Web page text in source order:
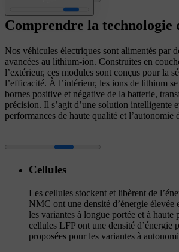
Comprendre la technologie
Nos véhicules électriques sont alimentés par
avancées au lithium-ion. Construites en
l’extérieur, ces modules sont conçus pour la
l’efficacité. À l’intérieur, les ions de lithium
bornes positive et négative de la batterie,
précision. Il s’agit d’une solution intelligente
performances de haute qualité et l’autonomie
Cellules
Les cellules stockent et libèrent de
NMC ont une densité d’énergie élevée
les variantes à longue portée et à haute
cellules LFP ont une densité d’énergie
proposées pour les variantes à